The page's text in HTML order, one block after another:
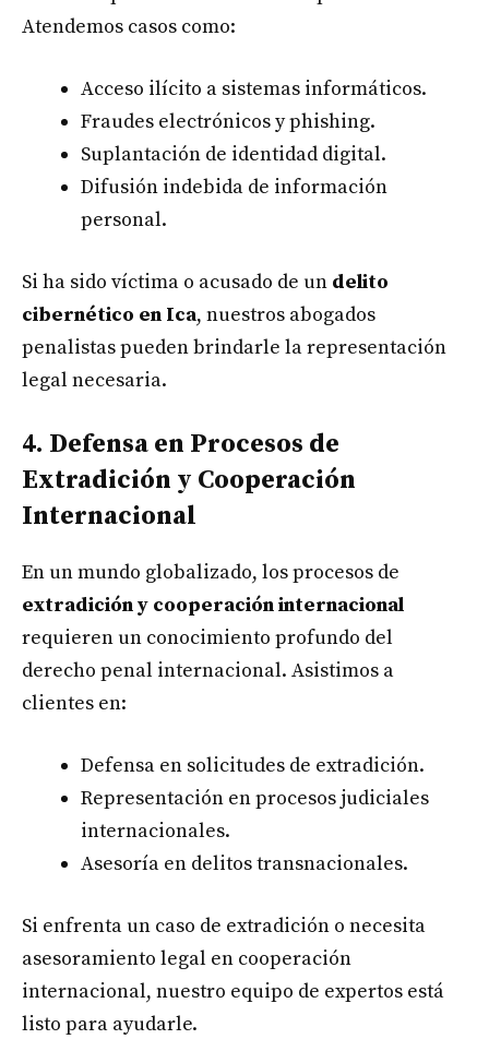
Atendemos casos como:
Acceso ilícito a sistemas informáticos.
Fraudes electrónicos y phishing.
Suplantación de identidad digital.
Difusión indebida de información
personal.
Si ha sido víctima o acusado de un delito
cibernético en Ica, nuestros abogados
penalistas pueden brindarle la representación
legal necesaria.
4. Defensa en Procesos de
Extradición y Cooperación
Internacional
En un mundo globalizado, los procesos de
extradición y cooperación internacional
requieren un conocimiento profundo del
derecho penal internacional. Asistimos a
clientes en:
Defensa en solicitudes de extradición.
Representación en procesos judiciales
internacionales.
Asesoría en delitos transnacionales.
Si enfrenta un caso de extradición o necesita
asesoramiento legal en cooperación
internacional, nuestro equipo de expertos está
listo para ayudarle.